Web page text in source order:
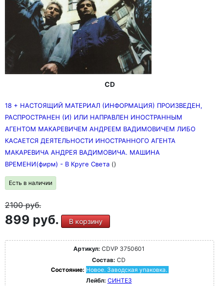
CD
18 + НАСТОЯЩИЙ МАТЕРИАЛ (ИНФОРМАЦИЯ) ПРОИЗВЕДЕН,
РАСПРОСТРАНЕН (И) ИЛИ НАПРАВЛЕН ИНОСТРАННЫМ
АГЕНТОМ МАКАРЕВИЧЕМ АНДРЕЕМ ВАДИМОВИЧЕМ ЛИБО
КАСАЕТСЯ ДЕЯТЕЛЬНОСТИ ИНОСТРАННОГО АГЕНТА
МАКАРЕВИЧА АНДРЕЯ ВАДИМОВИЧА. МАШИНА
ВРЕМЕНИ(фирм) - В Круге Света ()
Есть в наличии
2100руб.
899 руб. В корзину
Артикул: CDVP 3750601
Состав: CD
Состояние: Новое. Заводская упаковка.
Лейбл: СИНТЕЗ